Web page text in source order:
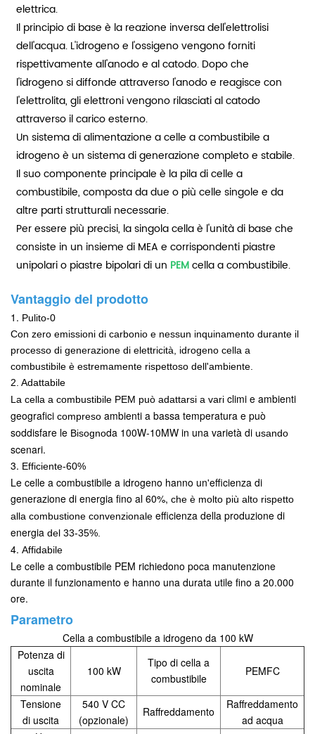
elettrica.
Il principio di base è la reazione inversa dell'elettrolisi
dell'acqua. L'idrogeno e l'ossigeno vengono forniti
rispettivamente all'anodo e al catodo. Dopo che
l'idrogeno si diffonde attraverso l'anodo e reagisce con
l'elettrolita, gli elettroni vengono rilasciati al catodo
attraverso il carico esterno.
Un sistema di alimentazione a celle a combustibile a
idrogeno è un sistema di generazione completo e stabile.
Il suo componente principale è la pila di celle a
combustibile, composta da due o più celle singole e da
altre parti strutturali necessarie.
Per essere più precisi, la singola cella è l'unità di base che
consiste in un insieme di MEA e corrispondenti piastre
unipolari o piastre bipolari di un PEMcella a combustibile.
Vantaggio del prodotto
1. Pulito-0
Con zero emissioni di carbonio e nessun inquinamento durante il
processo di generazione di elettricità, idrogeno cella a
combustibile è estremamente rispettoso dell'ambiente.
2. Adattabile
La cella a combustibile PEM può adattarsi a vari climi e ambienti
geografici compreso ambienti a bassa temperatura e può
soddisfare le Bisognoda 100W-10MW in una varietà di usando
scenari.
3. Efficiente-60%
Le celle a combustibile a idrogeno hanno un'efficienza di
generazione di energia fino al 60%, che è molto più alto rispetto
alla combustione convenzionale efficienza della produzione di
energia del 33-35%.
4. Affidabile
Le celle a combustibile PEM richiedono poca manutenzione
durante il funzionamento e hanno una durata utile fino a 20.000
ore.
Parametro
Cella a combustibile a idrogeno da 100 kW
Potenza di
uscita
nominale
100 kW
Tipo di cella a
combustibile
PEMFC
Tensione
di uscita
540 V CC
(opzionale)
Raffreddamento
Raffreddamento
ad acqua